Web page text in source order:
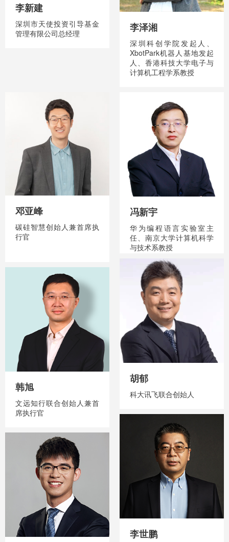
李新建
深圳市天使投资引导基金
管理有限公司总经理
李泽湘
深圳科创学院发起人、
XbotPark机器人基地发起
人、香港科技大学电子与
计算机工程学系教授
邓亚峰
碳硅智慧创始人兼首席执
行官
韩旭
文远知行联合创始人兼首
席执行官
冯新宇
华为编程语言实验室主
任、南京大学计算机科学
与技术系教授
胡郁
科大讯飞联合创始人
李世鹏